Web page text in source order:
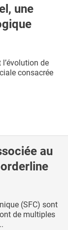
une
de
consacrée
au
(SFC) sont
de multiples